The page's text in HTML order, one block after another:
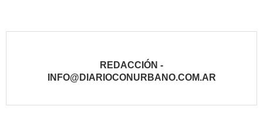
REDACCIÓN -
INFO@DIARIOCONURBANO.COM.AR